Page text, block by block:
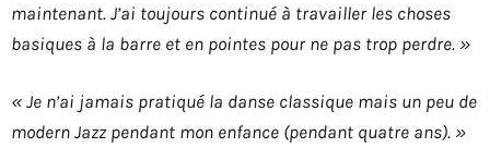
maintenant. J’ai toujours continué à travailler les choses
basiques à la barre et en pointes pour ne pas trop perdre. »
« Je n’ai jamais pratiqué la danse classique mais un peu de
modern Jazz pendant mon enfance (pendant quatre ans). »